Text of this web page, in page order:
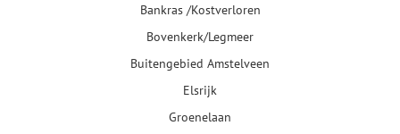
Bankras /Kostverloren
Bovenkerk/Legmeer
Buitengebied Amstelveen
Elsrijk
Groenelaan